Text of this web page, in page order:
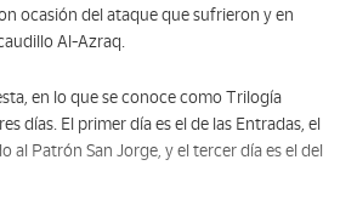
ocasión del ataque que sufrieron y en
Al-Azraq.
en lo que se conoce como Trilogía
días. El primer día es el de las Entradas, el
al Patrón San Jorge, y el tercer día es el del